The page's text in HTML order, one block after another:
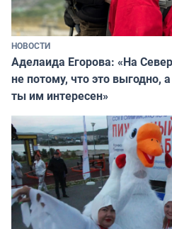
НОВОСТИ
Аделаида Егорова: «На
не потому, что это выгодно,
ты им интересен»